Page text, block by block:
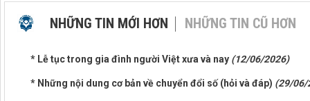
NHỮNG TIN MỚI HƠN NHỮNG TIN CŨ HƠN
* Lễ tục trong gia đình người Việt xưa và nay (12/06/2026)
* Những nội dung cơ bản về chuyển đổi số (hỏi và đáp) (29/06/